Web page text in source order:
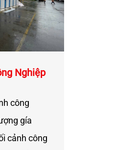
Nghiệp
công
gía
cảnh công